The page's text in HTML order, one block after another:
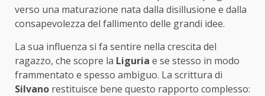
verso una maturazione nata dalla disillusione e dalla
consapevolezza del fallimento delle grandi idee.
La sua influenza si fa sentire nella crescita del
ragazzo, che scopre la Liguria e se stesso in modo
frammentato e spesso ambiguo. La scrittura di
Silvano restituisce bene questo rapporto complesso: